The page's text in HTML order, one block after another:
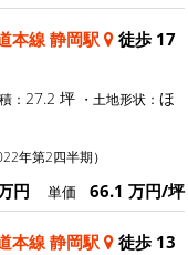
本線 静岡駅
徒歩 17
： 27.2 坪 ・土地形状： ほ
年第2四半期）
円 単価 66.1 万円/坪
本線 静岡駅
徒歩 13